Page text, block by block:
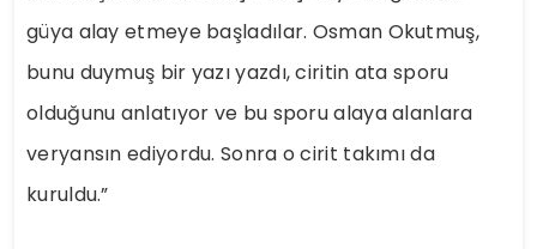
güya alay etmeye başladılar. Osman Okutmuş,
bunu duymuş bir yazı yazdı, ciritin ata sporu
olduğunu anlatıyor ve bu sporu alaya alanlara
veryansın ediyordu. Sonra o cirit takımı da
kuruldu.”